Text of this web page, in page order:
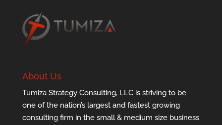
About Us
Tumiza Strategy Consulting, LLC is striving to be
one of the nation’s largest and fastest growing
consulting firm in the small & medium size business